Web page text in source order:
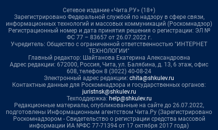
Сетевое издание «Чита.РУ» (18+)
Зарегистрировано Федеральной службой по надзору в сфере связи,
информационных технологий и массовых коммуникаций (Роскомнадзор)
Регистрационный номер и дата принятия решения о регистрации: ЭЛ №
ФС 77 – 83657 от 26.07.2022 г.
Учредитель: Общество с ограниченной ответственностью "ИНТЕРНЕТ
ТЕХНОЛОГИИ"
Главный редактор: Шайтанова Екатерина Александровна
Адрес редакции: 672000, Россия, Чита, ул. Балябина, д. 13, 6 этаж, офис
608, телефон 8 (3022) 40-08-24
Электронный адрес редакции: chita@shkulev.ru
Контактные данные для Роскомнадзора и государственных органов:
juristnsk@shkulev.ru
Техподдержка: help@shkulev.ru
Редакционные материалы, опубликованные на сайте до 26.07.2022,
подготовлены Информационным агентством Чита.Ру (Зарегистрировано
Роскомнадзором - Свидетельство о регистрации средства массовой
информации ИА №ФС 77-71394 от 17 октября 2017 года)